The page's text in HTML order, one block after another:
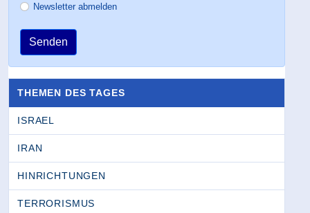
Newsletter abmelden
Senden
THEMEN DES TAGES
ISRAEL
IRAN
HINRICHTUNGEN
TERRORISMUS